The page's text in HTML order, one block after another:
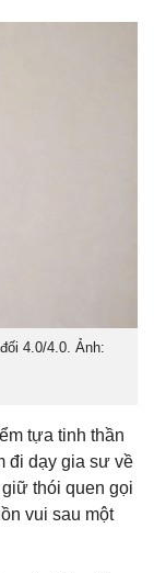
4.0/4.0. Ảnh:
tựa tinh thần
đi dạy gia sư về
thói quen gọi
vui sau một